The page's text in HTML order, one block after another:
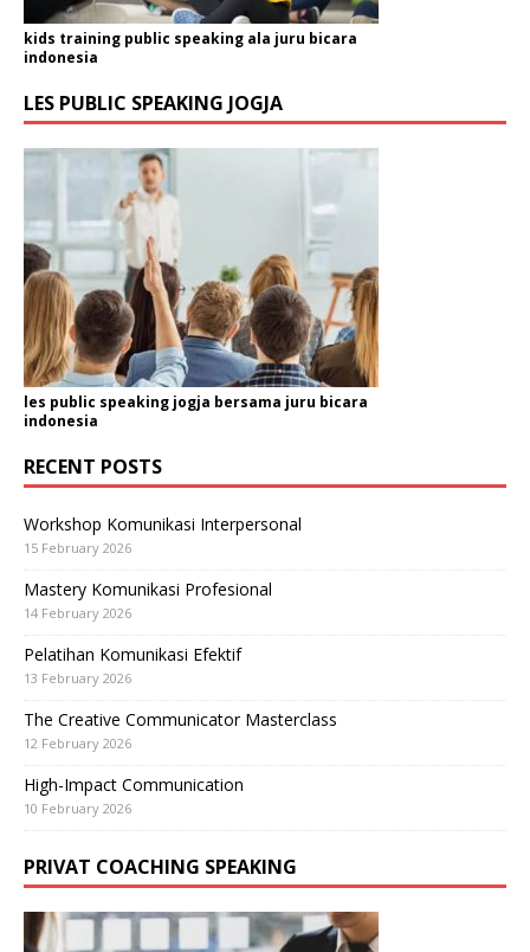
kids training public speaking ala juru bicara
indonesia
LES PUBLIC SPEAKING JOGJA
les public speaking jogja bersama juru bicara
indonesia
RECENT POSTS
Workshop Komunikasi Interpersonal
15 February 2026
Mastery Komunikasi Profesional
14 February 2026
Pelatihan Komunikasi Efektif
13 February 2026
The Creative Communicator Masterclass
12 February 2026
High-Impact Communication
10 February 2026
PRIVAT COACHING SPEAKING